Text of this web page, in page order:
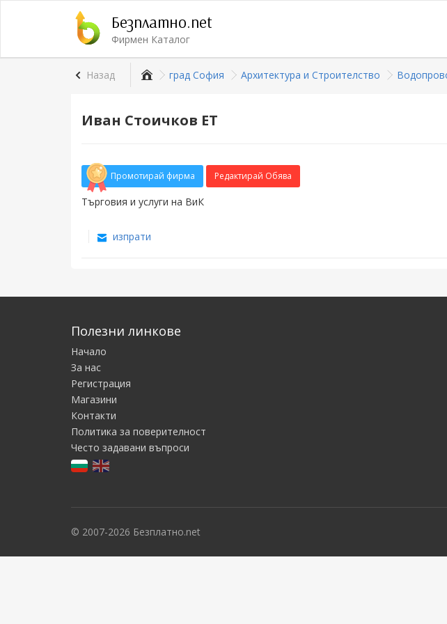
Безплатно.net
Фирмен Каталог
Назад град София Архитектура и Строителство
Иван Стоичков ЕТ
Промотирай фирма Редактирай Обява
Търговия и услуги на ВиК
изпрати
Полезни линкове
Начало
За нас
Регистрация
Магазини
Контакти
Политика за поверителност
Често задавани въпроси
© 2007-2026 Безплатно.net